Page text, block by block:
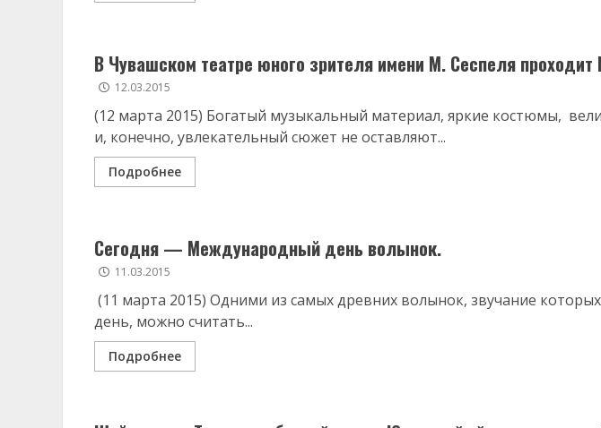
В Чувашском театре юного зрителя имени М. Сеспеля
12.03.2015
(12 марта 2015) Богатый музыкальный материал, яркие костюмы,
и, конечно, увлекательный сюжет не оставляют...
Подробнее
Сегодня — Международный день волынок.
11.03.2015
(11 марта 2015) Одними из самых древних волынок, звучание
день, можно считать...
Подробнее